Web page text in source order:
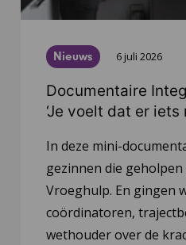
Nieuws 6 juli 2026
Documentaire
‘Je voelt dat er iets
In deze mini-
gezinnen die
Vroeghulp. En gingen
coördinatoren,
wethouder over de